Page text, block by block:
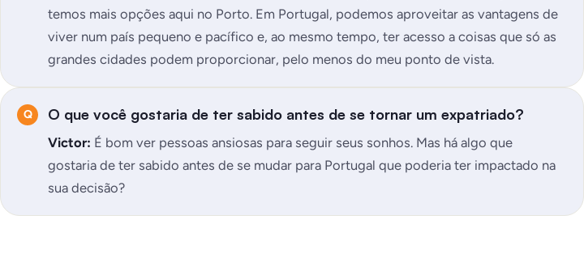
temos mais opções aqui no Porto. Em Portugal, podemos aproveitar as vantagens de
viver num país pequeno e pacífico e, ao mesmo tempo, ter acesso a coisas que só as
grandes cidades podem proporcionar, pelo menos do meu ponto de vista.
O que você gostaria de ter sabido antes de se tornar um expatriado?
Victor: É bom ver pessoas ansiosas para seguir seus sonhos. Mas há algo que
gostaria de ter sabido antes de se mudar para Portugal que poderia ter impactado na
sua decisão?